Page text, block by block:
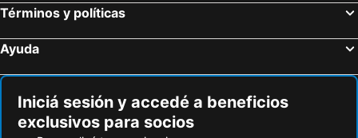
Términos y políticas
Ayuda
Iniciá sesión y accedé a beneficios
exclusivos para socios